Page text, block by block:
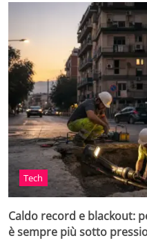
Tech
Caldo record e blackout:
è sempre più sotto